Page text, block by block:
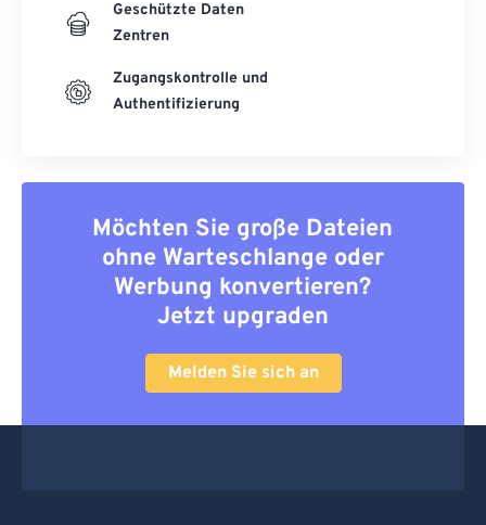
Geschützte Daten
Zentren
Zugangskontrolle und
Authentifizierung
Möchten Sie große Dateien
ohne Warteschlange oder
Werbung konvertieren?
Jetzt upgraden
Melden Sie sich an